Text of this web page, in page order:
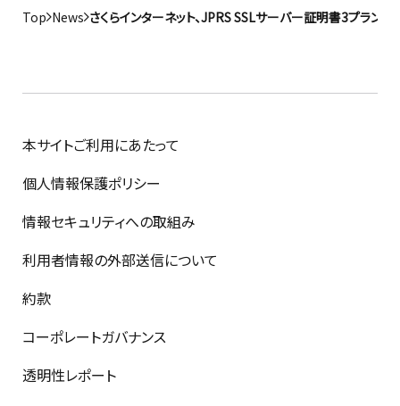
Top News さくらインターネット、JPRS SSLサーバー証明書3プラン
本サイトご利用にあたって
個人情報保護ポリシー
情報セキュリティへの取組み
利用者情報の外部送信について
約款
コーポレートガバナンス
透明性レポート